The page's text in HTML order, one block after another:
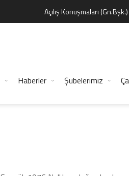
Açılış Konuşmaları (Gn.Bşk.)
Haberler Şubelerimiz